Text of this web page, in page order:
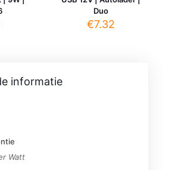
Duo
€7.32
informatie
Watt